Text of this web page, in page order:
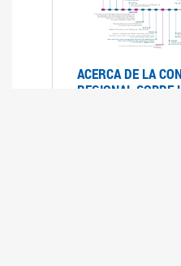
ACERCA DE LA
REGIONAL SOBRE